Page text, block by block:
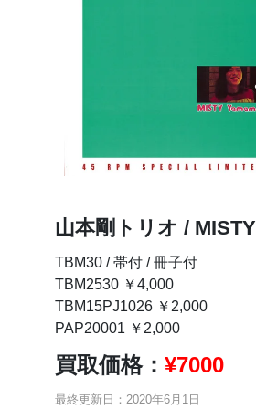
山本剛トリオ / MISTY
TBM30 / 帯付 / 冊子付
TBM2530 ￥4,000
TBM15PJ1026 ￥2,000
PAP20001 ￥2,000
買取価格： ¥7000
最終更新日：2020年6月1日